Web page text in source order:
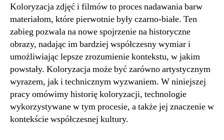
Koloryzacja zdjęć i filmów to proces nadawania barw
materiałom, które pierwotnie były czarno-białe. Ten
zabieg pozwala na nowe spojrzenie na historyczne
obrazy, nadając im bardziej współczesny wymiar i
umożliwiając lepsze zrozumienie kontekstu, w jakim
powstały. Koloryzacja może być zarówno artystycznym
wyrazem, jak i technicznym wyzwaniem. W niniejszej
pracy omówimy historię koloryzacji, technologie
wykorzystywane w tym procesie, a także jej znaczenie w
kontekście współczesnej kultury.